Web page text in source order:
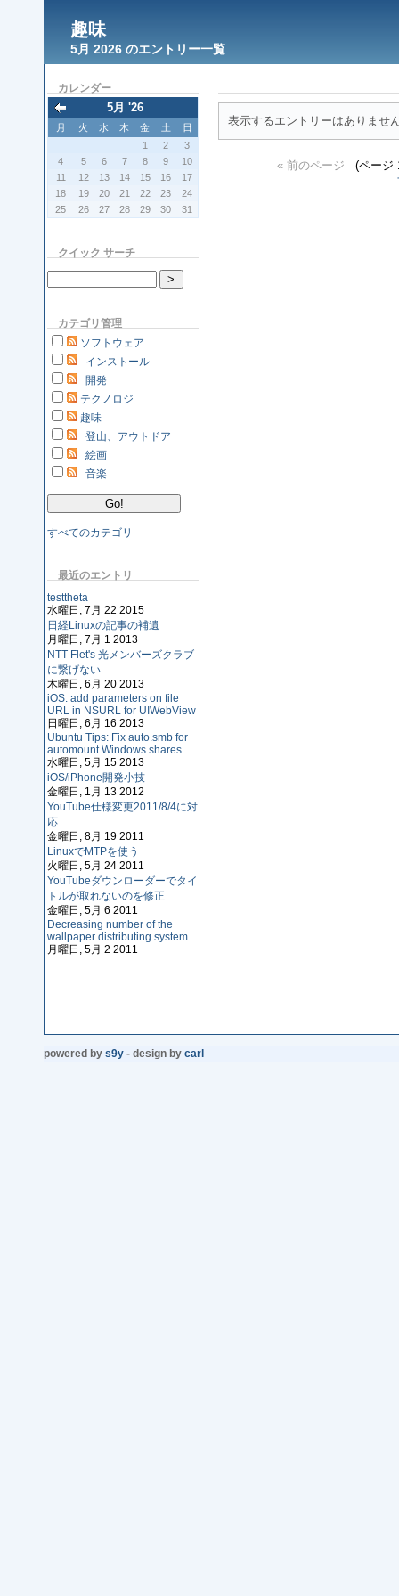
趣味
5月 2026 のエントリー一覧
カレンダー
5月 '26
月 火 水 木 金 土
日
1
2
3
4
5 6 7 8 9
10
11
12 13 14 15 16
17
18
19 20 21 22 23
24
25
26 27 28 29 30 31
クイック サーチ
カテゴリ管理
ソフトウェア
インストール
開発
テクノロジ
趣味
登山、アウトドア
絵画
音楽
すべてのカテゴリ
最近のエントリ
testtheta
水曜日, 7月 22 2015
日経Linuxの記事の補遺
月曜日, 7月 1 2013
NTT Flet's 光メンバーズクラブ
に繋げない
木曜日, 6月 20 2013
iOS: add parameters on file
URL in NSURL for UIWebView
日曜日, 6月 16 2013
Ubuntu Tips: Fix auto.smb for
automount Windows shares.
水曜日, 5月 15 2013
iOS/iPhone開発小技
金曜日, 1月 13 2012
YouTube仕様変更2011/8/4に対
応
金曜日, 8月 19 2011
LinuxでMTPを使う
火曜日, 5月 24 2011
YouTubeダウンローダーでタイ
トルが取れないのを修正
金曜日, 5月 6 2011
Decreasing number of the
wallpaper distributing system
月曜日, 5月 2 2011
表示するエントリーはありませ
« 前のページ (ページ
powered by s9y - design by carl